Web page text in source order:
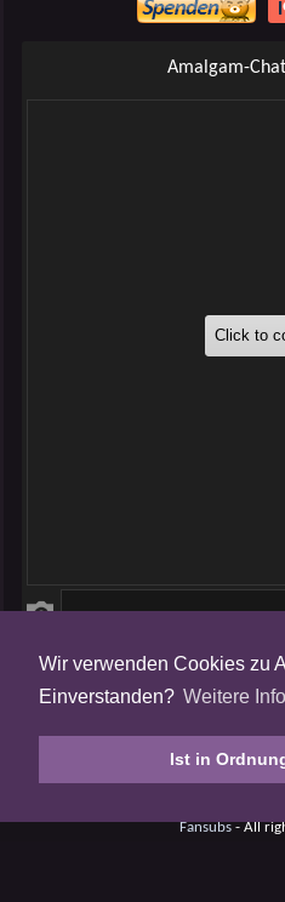
Wir verwenden Cookies zu
Einverstanden? Weitere
Ist in
Amalgam-
Folge
Tweets by AmalgamFansubs
Fansubs- All